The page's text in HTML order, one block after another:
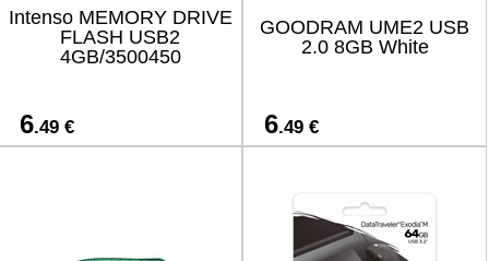
Intenso MEMORY DRIVE
FLASH USB2
4GB/3500450
6.49 €
GOODRAM UME2 USB
2.0 8GB White
6.49 €